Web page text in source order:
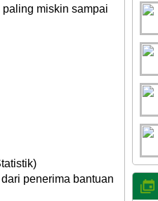
miskin sampai
penerima bantuan